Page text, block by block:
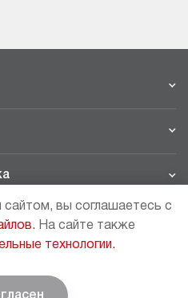
сайтом, вы соглашаетесь с
На сайте также
технологии.